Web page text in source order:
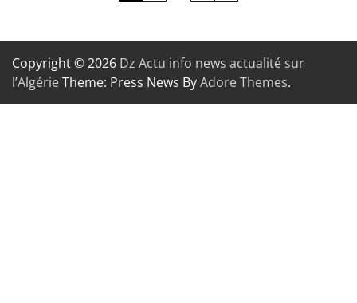
publications
Copyright © 2026 Dz Actu info news actualité sur
l’AlgérieTheme: Press News ByAdore Themes.